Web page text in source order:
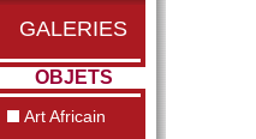
GALERIES
OBJETS
Art Africain